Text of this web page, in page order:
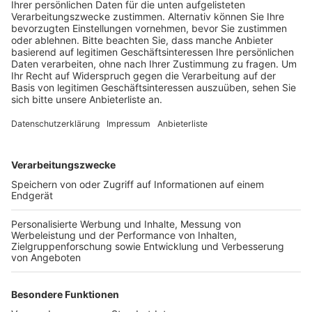
ist direkt am Boden des Boulderblocks.
Veröffentlicht:Freitag, 12.07.2024 10:50
Anzeige
Die neue Seilpyramide hingegen steht auf dem
Netzebenen der Pyramide dienen dabei nicht nur als
Fallschutz, sondern bieten ebenfalls die Möglichkeit
sich während des Kletterns einmal auszuruhen. Die
Spielgeräte können schon während der Ferien genutzt
werden, darauf weist die Stadt hin.
Anzeige